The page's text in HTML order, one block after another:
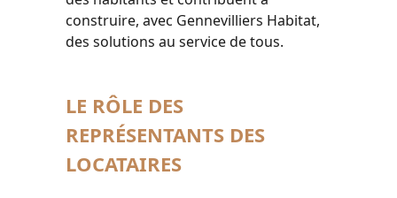
construire, avec Gennevilliers Habitat,
des solutions au service de tous.
LE RÔLE DES
REPRÉSENTANTS DES
LOCATAIRES